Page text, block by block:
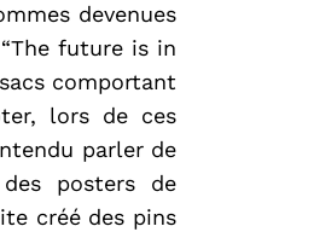
devenues
future is in
comportant
lors de ces
parler de
posters de
créé des pins